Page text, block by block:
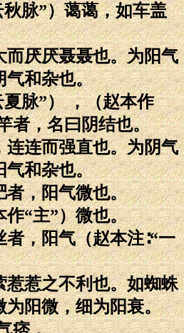
秋脉”）蔼蔼，如车盖
而厌厌聂聂也。为阳气
气和杂也。
脉”） ，（赵本作
者，名曰阴结也。
连连而强直也。为阴气
气和杂也。
者，阳气微也。
作“主”）微也。
，阳气（赵本注∶“一
惹惹之不利也。如蜘蛛
为阳微，细为阳衰。